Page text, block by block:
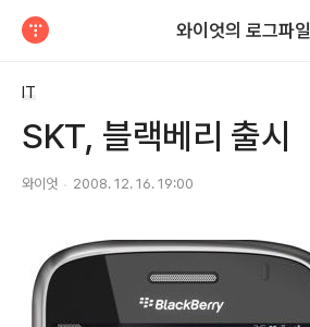
와이엇의 로그파일
IT
SKT, 블랙베리 출시
와이엇 2008. 12. 16. 19:00